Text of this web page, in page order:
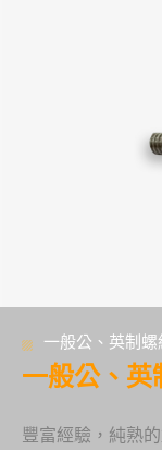
一般公、英制螺
一般公、英
豐富經驗，純熟